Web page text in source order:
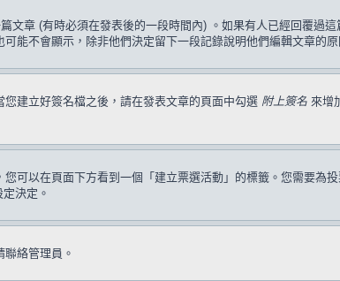
文章 (有時必須在發表後的一段時間內) 。如果有人已經回覆過
能不會顯示，除非他們決定留下一段記錄說明他們編輯文章的
建立好簽名檔之後，請在發表文章的頁面中勾選 附上簽名 來增
可以在頁面下方看到一個「建立票選活動」的標籤。您需要為
決定。
絡管理員。